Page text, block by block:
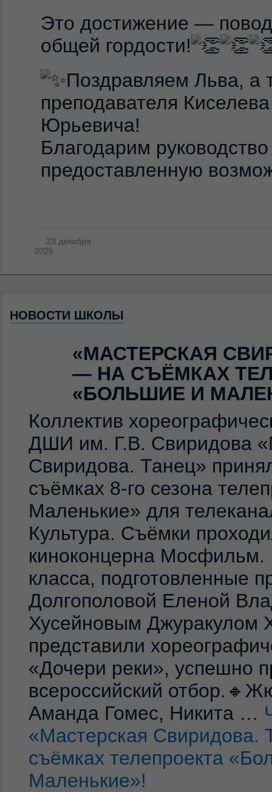
Это достижение —
общей гордости!
Поздравляем Льва, а
преподавателя
Юрьевича!
Благодарим
предоставленную
23 декабря
2025
НОВОСТИ ШКОЛЫ
«МАСТЕРСКАЯ
— НА СЪЁМКАХ
«БОЛЬШИЕ И
Коллектив
ДШИ им. Г.В. Свиридова
Свиридова. Танец»
съёмках 8-го сезона
Маленькие» для
Культура. Съёмки
киноконцерна Мосфильм.
класса, подготовленные
Долгополовой Еленой
Хусейновым Джуракулом
представили
«Дочери реки», успешно
всероссийский
Аманда Гомес, Никита …
«Мастерская Свиридова.
съёмках телепроекта
Маленькие»!